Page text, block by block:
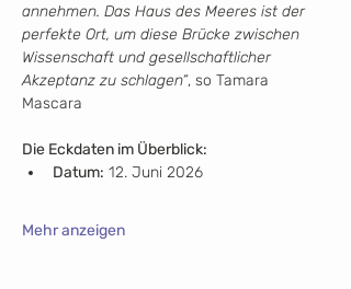
annehmen. Das Haus des Meeres ist der
perfekte Ort, um diese Brücke zwischen
Wissenschaft und gesellschaftlicher
Akzeptanz zu schlagen“, so Tamara
Mascara
Die Eckdaten im Überblick:
Datum: 12. Juni 2026
Mehr anzeigen